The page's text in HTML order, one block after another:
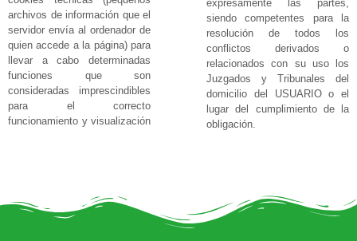
archivos de información que el
servidor envía al ordenador de
quien accede a la página) para
llevar a cabo determinadas
funciones que son
consideradas imprescindibles
para el correcto
funcionamiento y visualización
expresamente las partes,
siendo competentes para la
resolución de todos los
conflictos derivados o
relacionados con su uso los
Juzgados y Tribunales del
domicilio del USUARIO o el
lugar del cumplimiento de la
obligación.